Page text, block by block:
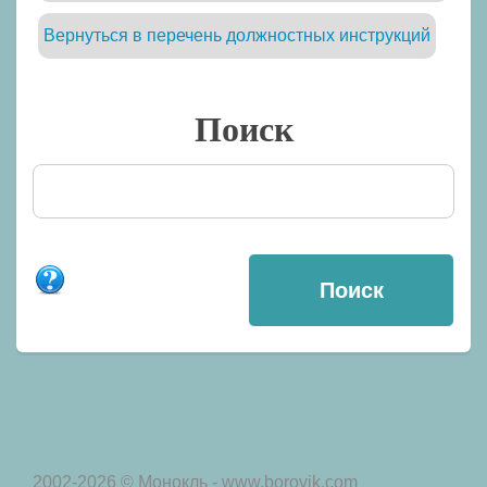
Вернуться в перечень должностных инструкций
Поиск
2002-2026 © Монокль - www.borovik.com